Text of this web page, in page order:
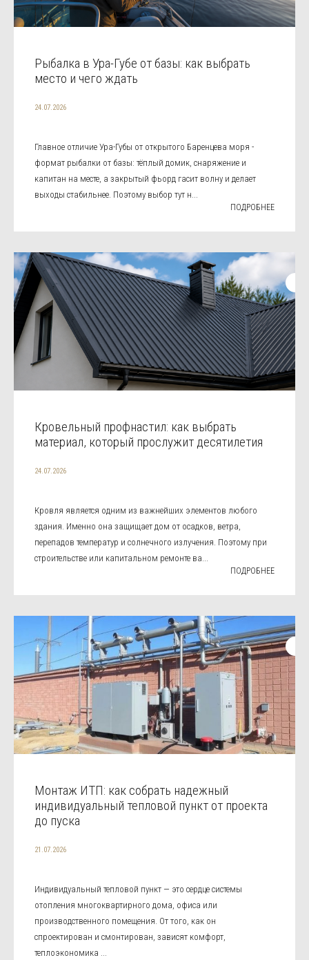
Рыбалка в Ура-Губе от базы: как выбрать
место и чего ждать
24.07.2026
Главное отличие Ура-Губы от открытого Баренцева моря -
формат рыбалки от базы: тёплый домик, снаряжение и
капитан на месте, а закрытый фьорд гасит волну и делает
выходы стабильнее. Поэтому выбор тут н...
ПОДРОБНЕЕ
Кровельный профнастил: как выбрать
материал, который прослужит десятилетия
24.07.2026
Кровля является одним из важнейших элементов любого
здания. Именно она защищает дом от осадков, ветра,
перепадов температур и солнечного излучения. Поэтому при
строительстве или капитальном ремонте ва...
ПОДРОБНЕЕ
Монтаж ИТП: как собрать надежный
индивидуальный тепловой пункт от проекта
до пуска
21.07.2026
Индивидуальный тепловой пункт — это сердце системы
отопления многоквартирного дома, офиса или
производственного помещения. От того, как он
спроектирован и смонтирован, зависят комфорт,
теплоэкономика ...